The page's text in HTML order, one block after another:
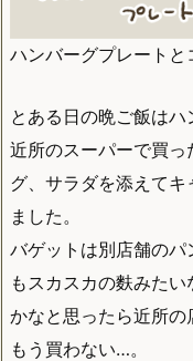
ハンバーグプレートと
とある日の晩ご飯はハ
近所のスーパーで買
グ、サラダを添えて
ました。
バゲットは別店舗のパ
もスカスカの麩みた
かなと思ったら近所の
もう買わない…。